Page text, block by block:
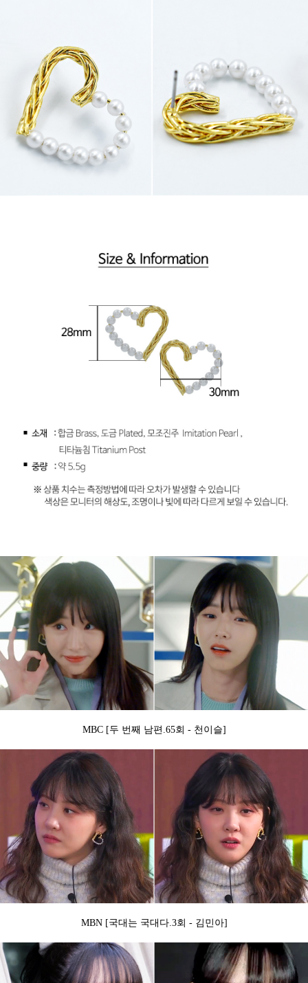
MBC [두 번째 남편.65회 - 천이슬]
MBN [국대는 국대다.3회 - 김민아]